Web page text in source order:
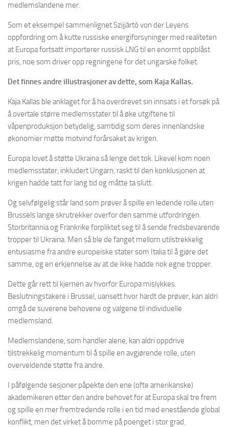
medlemslandene mer.
Som et eksempel sammenlignet Szijjártó von der Leyens
oppfordring om å kutte russiske energiforsyninger med realiteten
at Europa fortsatt importerer russisk LNG til en enormt oppblåst
pris, noe som driver opp regningene for det ungarske folket.
Det finnes andre illustrasjoner av dette, som Kaja Kallas.
Kaja Kallas ble anklaget for å ha overdrevet sin innsats i et forsøk på
å overtale større medlemsstater til å øke utgiftene til
våpenproduksjon betydelig, samtidig som deres innenlandske
økonomier møtte motvind forårsaket av krigen.
Europa lovet å støtte Ukraina så lenge det tok. Likevel kom noen
medlemsstater, inkludert Ungarn, raskt til den konklusjonen at
krigen hadde tatt for lang tid og måtte ta slutt.
Og selvfølgelig står land som prøver å spille en ledende rolle uten
Brussels lange skrutrekker overfor den samme utfordringen.
Storbritannia og Frankrike forpliktet seg til å sende fredsbevarende
tropper til Ukraina. Men så ble de fanget mellom utilstrekkelig
entusiasme fra andre europeiske stater som Italia til å gjøre det
samme, og en erkjennelse av at de ikke hadde nok egne tropper.
Dette går rett til kjernen av hvorfor Europa mislykkes.
Beslutningstakere i Brussel, uansett hvor hardt de prøver, kan aldri
omgå de suverene behovene og valgene til individuelle
medlemsland.
Medlemslandene, som handler alene, kan aldri oppdrive
tilstrekkelig momentum til å spille en avgjørende rolle, uten
overveldende støtte fra andre.
I påfølgende sesjoner påpekte den ene (ofte amerikanske)
akademikeren etter den andre behovet for at Europa skal tre frem
og spille en mer fremtredende rolle i en tid med enestående global
konflikt, men det virket å bomme på poenget i stor grad.